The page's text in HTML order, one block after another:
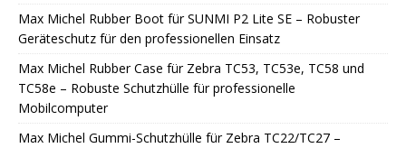
Max Michel Rubber Boot für SUNMI P2 Lite SE – Robuster
Geräteschutz für den professionellen Einsatz
Max Michel Rubber Case für Zebra TC53, TC53e, TC58 und
TC58e – Robuste Schutzhülle für professionelle
Mobilcomputer
Max Michel Gummi-Schutzhülle für Zebra TC22/TC27 –